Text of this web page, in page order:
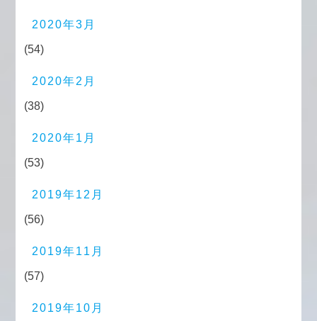
2020年3月
(54)
2020年2月
(38)
2020年1月
(53)
2019年12月
(56)
2019年11月
(57)
2019年10月